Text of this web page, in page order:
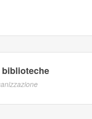
biblioteche